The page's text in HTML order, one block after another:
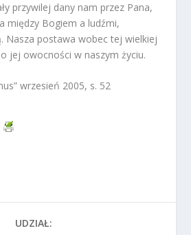
przywilej dany nam przez Pana,
między Bogiem a ludźmi,
Nasza postawa wobec tej wielkiej
jej owocności w naszym życiu.
wrzesień 2005, s. 52
UDZIAŁ: